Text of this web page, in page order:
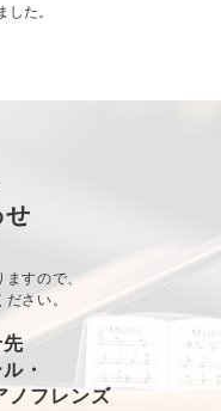
た。
ますので、
さい。
先
・
ノフレンズ